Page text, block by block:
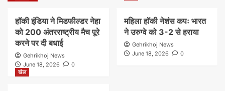
हॉकी इंडिया ने मिडफील्डर नेहा
को 200 अंतरराष्ट्रीय मैच पूरे
करने पर दी बधाई
Gehrikhoj News
June 18, 2026
0
महिला हॉकी नेशंस कपः भारत
ने उरुग्वे को 3-2 से हराया
Gehrikhoj News
June 18, 2026
0
खेल